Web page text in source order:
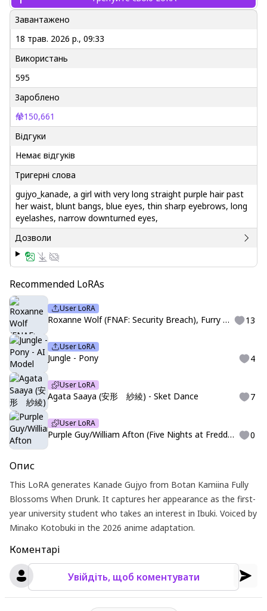
Завантажено
18 трав. 2026 р., 09:33
Використань
595
Зароблено
150,661
Відгуки
Немає відгуків
Тригерні слова
gujyo_kanade, a girl with very long straight purple hair past
her waist, blunt bangs, blue eyes, thin sharp eyebrows, long
eyelashes, narrow downturned eyes,
Дозволи
Recommended LoRAs
User LoRA
Roxanne Wolf (FNAF: Security Breach), Furry Character LoRA for Illustrious XL by Midnightcrawler 13
User LoRA
Jungle - Pony 4
User LoRA
Agata Saaya (安形 紗綾) - Sket Dance 7
User LoRA
Purple Guy/William Afton (Five Nights at Freddy's/Fnaf) 0
Опис
This LoRA generates Kanade Gujyo from Botan Kamiina Fully
Blossoms When Drunk. It captures her appearance as the first-
year university student who takes an interest in Ibuki. Voiced by
Minako Kotobuki in the 2026 anime adaptation.
Коментарі
Увійдіть, щоб коментувати